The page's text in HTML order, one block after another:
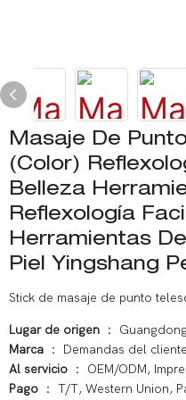
Masaje De
(color)
Belleza
Reflexología
Herramientas
Piel Yingshang
Stick de masaje de punto
Lugar de origen ：
Marca ： Demandas del cliente
Al servicio ： OEM/ODM,
Pago ： T/T, Western Union,